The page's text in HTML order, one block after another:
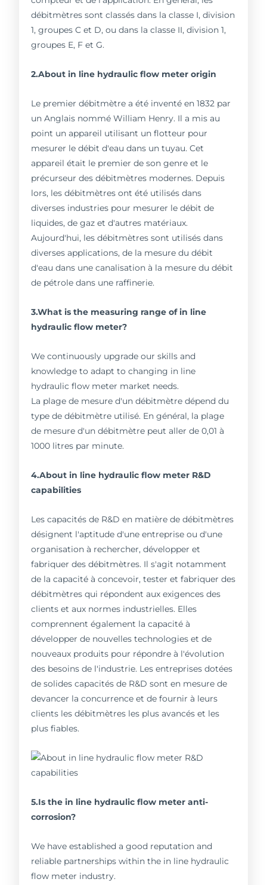
débitmètres sont classés dans la classe I, division
1, groupes C et D, ou dans la classe II, division 1,
groupes E, F et G.
2.About in line hydraulic flow meter origin
Le premier débitmètre a été inventé en 1832 par
un Anglais nommé William Henry. Il a mis au
point un appareil utilisant un flotteur pour
mesurer le débit d'eau dans un tuyau. Cet
appareil était le premier de son genre et le
précurseur des débitmètres modernes. Depuis
lors, les débitmètres ont été utilisés dans
diverses industries pour mesurer le débit de
liquides, de gaz et d'autres matériaux.
Aujourd'hui, les débitmètres sont utilisés dans
diverses applications, de la mesure du débit
d'eau dans une canalisation à la mesure du débit
de pétrole dans une raffinerie.
3.What is the measuring range of in line
hydraulic flow meter?
We continuously upgrade our skills and
knowledge to adapt to changing in line
hydraulic flow meter market needs.
La plage de mesure d'un débitmètre dépend du
type de débitmètre utilisé. En général, la plage
de mesure d'un débitmètre peut aller de 0,01 à
1000 litres par minute.
4.About in line hydraulic flow meter R&D
capabilities
Les capacités de R&D en matière de débitmètres
désignent l'aptitude d'une entreprise ou d'une
organisation à rechercher, développer et
fabriquer des débitmètres. Il s'agit notamment
de la capacité à concevoir, tester et fabriquer des
débitmètres qui répondent aux exigences des
clients et aux normes industrielles. Elles
comprennent également la capacité à
développer de nouvelles technologies et de
nouveaux produits pour répondre à l'évolution
des besoins de l'industrie. Les entreprises dotées
de solides capacités de R&D sont en mesure de
devancer la concurrence et de fournir à leurs
clients les débitmètres les plus avancés et les
plus fiables.
5.Is the in line hydraulic flow meter anti-
corrosion?
We have established a good reputation and
reliable partnerships within the in line hydraulic
flow meter industry.